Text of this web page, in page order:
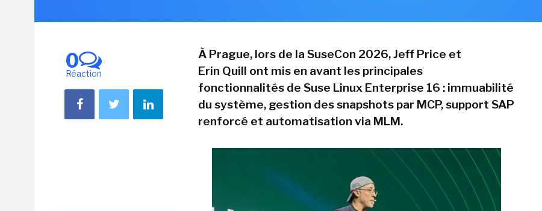
0
Réaction
À Prague, lors de la SuseCon 2026, Jeff Price et
Erin Quill ont mis en avant les principales
fonctionnalités de Suse Linux Enterprise 16 : immuabilité
du système, gestion des snapshots par MCP, support SAP
renforcé et automatisation via MLM.